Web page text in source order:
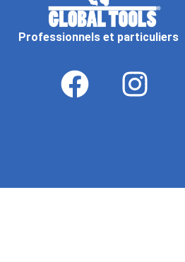
Professionnels et particuliers